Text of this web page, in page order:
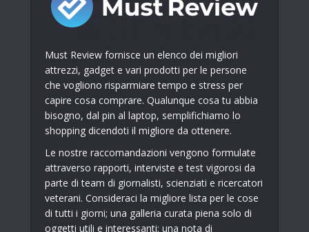
Must Review fornisce un elenco dei migliori
attrezzi, gadget e vari prodotti per le persone
che vogliono risparmiare tempo e stress per
capire cosa comprare. Qualunque cosa tu abbia
bisogno, dal pin al laptop, semplifichiamo lo
shopping dicendoti il ​​migliore da ottenere.
Le nostre raccomandazioni vengono formulate
attraverso rapporti, interviste e test vigorosi da
parte di team di giornalisti, scienziati e ricercatori
veterani. Consideraci la migliore lista per le cose
di tutti i giorni; una galleria curata piena solo di
oggetti utili e interessanti; una nota di